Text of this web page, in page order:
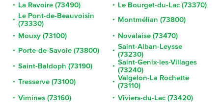
La Ravoire (73490)
Le Bourget-du-Lac (73370)
Le Pont-de-Beauvoisin
(73330)
Montmélian (73800)
Mouxy (73100)
Novalaise (73470)
Porte-de-Savoie (73800)
Saint-Alban-Leysse
(73230)
Saint-Baldoph (73190)
Saint-Genix-les-Villages
(73240)
Tresserve (73100)
Valgelon-La Rochette
(73110)
Vimines (73160)
Viviers-du-Lac (73420)